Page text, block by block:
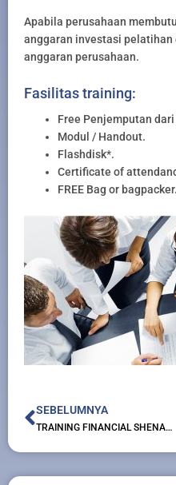
Apabila perusahaan
anggaran investasi pelatihan
anggaran perusahaan.
Fasilitas training:
Free Penjemputan
Modul / Handout.
Flashdisk*.
Certificate of
FREE Bag or bagpacker.
Prev
SEBELUMNYA
TRAINING FINANCIAL SHENANIGANS: PENDETEKSIAN KECURANGAN DALAM LAPORAN KEUANGAN